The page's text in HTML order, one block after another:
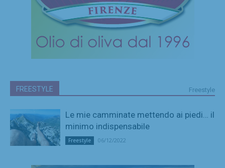
FREESTYLE Freestyle
Le mie camminate mettendo ai piedi… il
minimo indispensabile
Freestyle 06/12/2022